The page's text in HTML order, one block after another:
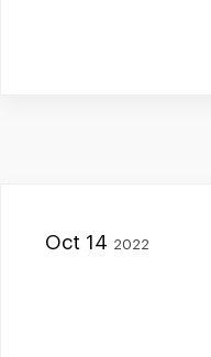
Oct 14 2022